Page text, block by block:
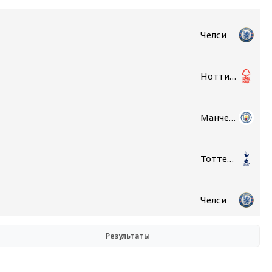
Челси
Ноттингем Форест
Манчестер Сити
Тоттенхэм
Челси
Результаты